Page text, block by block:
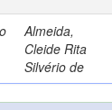
Almeida,
Cleide Rita
Silvério de